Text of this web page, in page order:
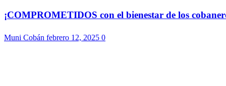
¡COMPROMETIDOS con el bienestar de los
Muni Cobán febrero 12, 2025 0